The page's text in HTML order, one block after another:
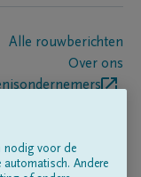
Alle rouwberichten
Over ons
nodig voor de
automatisch. Andere